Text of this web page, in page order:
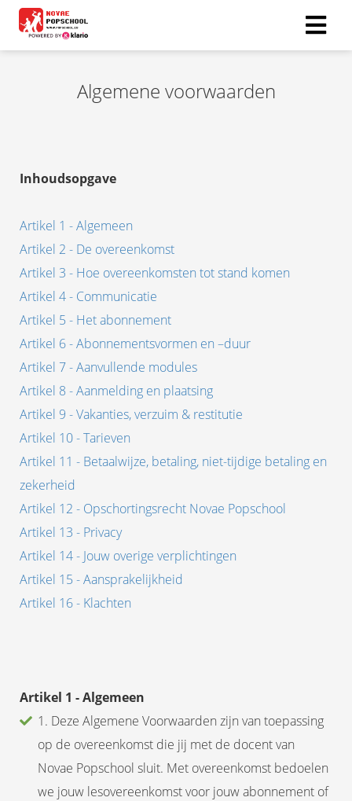
Algemene voorwaarden
Inhoudsopgave
Artikel 1 - Algemeen
Artikel 2 - De overeenkomst
Artikel 3 - Hoe overeenkomsten tot stand komen
Artikel 4 - Communicatie
Artikel 5 - Het abonnement
Artikel 6 - Abonnementsvormen en –duur
Artikel 7 - Aanvullende modules
Artikel 8 - Aanmelding en plaatsing
Artikel 9 - Vakanties, verzuim & restitutie
Artikel 10 - Tarieven
Artikel 11 - Betaalwijze, betaling, niet-tijdige betaling en
zekerheid
Artikel 12 - Opschortingsrecht Novae Popschool
Artikel 13 - Privacy
Artikel 14 - Jouw overige verplichtingen
Artikel 15 - Aansprakelijkheid
Artikel 16 - Klachten
Artikel 1 - Algemeen
1. Deze Algemene Voorwaarden zijn van toepassing
op de overeenkomst die jij met de docent van
Novae Popschool sluit. Met overeenkomst bedoelen
we jouw lesovereenkomst voor jouw abonnement of
zijn
om
te
gebruikt
deze
kan de
om
te
over
op
te
de
website-